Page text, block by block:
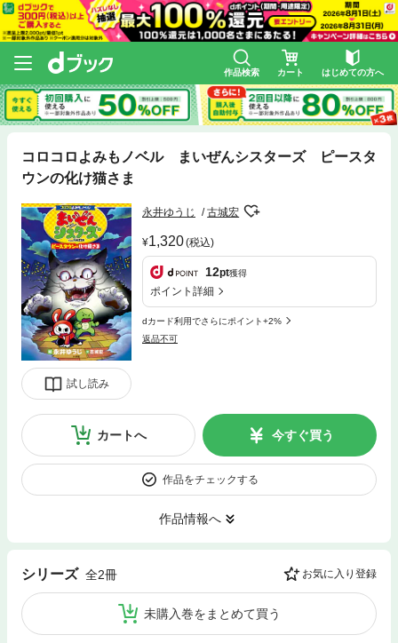
作品検索 カート はじめての方へ
コロコロよみもノベル まいぜんシスターズ ピースタ
ウンの化け猫さま
試し読み
永井ゆうじ 古城宏
1,320(税込)
12pt獲得
ポイント詳細
dカード利用でさらにポイント+2%
返品不可
カートへ 今すぐ買う
作品をチェックする
作品情報へ
シリーズ 全2冊 お気に入り登録
未購入巻をまとめて買う